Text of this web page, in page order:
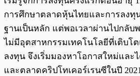
การศึกษาตลาดหุ้นไทยและการลงทุ
ฐานเป็นหลัก แต่พอเวลาผ่านไปกลับ
ไม่มีอุตสาหกรรมเทคโนโลยีที่เติบโ
ลงทุน จึงเริ่มมองหาโอกาสใหม่และ
และตลาดคริปโทเคอร์เรนซีในปี